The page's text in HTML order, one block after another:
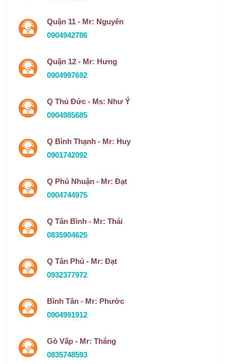
Quận 11 - Mr: Nguyên
0904942786
Quận 12 - Mr: Hưng
0904997692
Q Thủ Đức - Ms: Như Ý
0904985685
Q Bình Thạnh - Mr: Huy
0901742092
Q Phú Nhuận - Mr: Đạt
0904744975
Q Tân Bình - Mr: Thái
0835904625
Q Tân Phú - Mr: Đạt
0932377972
Bình Tân - Mr: Phước
0904991912
Gò Vấp - Mr: Thắng
0835748593